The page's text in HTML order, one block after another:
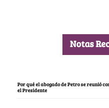
Notas
Por qué el abogado de Petro se reunió
el Presidente